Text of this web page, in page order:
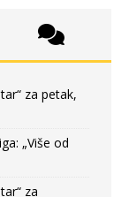
za petak,
„Više od
za